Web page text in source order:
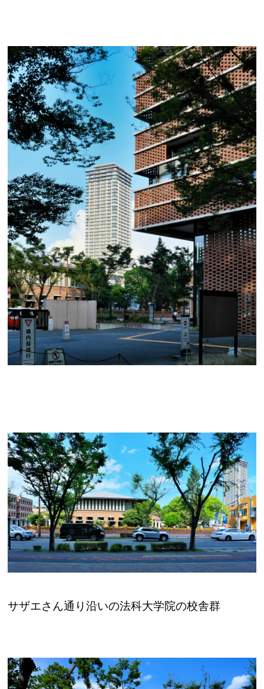
サザエさん通り沿いの法科大学院の校舎群